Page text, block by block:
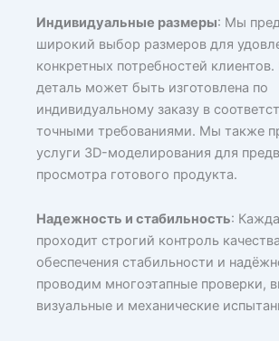
Индивидуальные размеры: Мы
широкий выбор размеров для
конкретных потребностей
деталь может быть изготовлена по
индивидуальному заказу в
точными требованиями. Мы также
услуги 3D-моделирования для
просмотра готового продукта.
Надежность и стабильность:
проходит строгий контроль
обеспечения стабильности и
проводим многоэтапные проверки,
визуальные и механические